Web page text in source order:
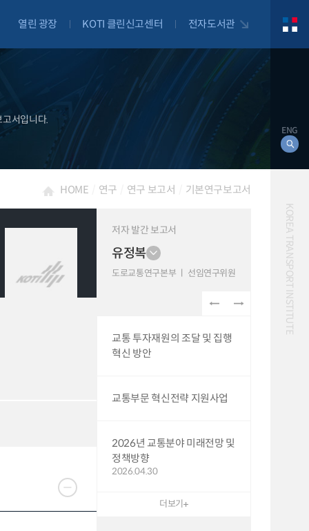
열린 광장 KOTI 클린신고센터 전자도서관
서입니다.
HOME 연구 연구 보고서 기본연구보고서
저자 발간 보고서
유정복
도로교통연구본부 선임연구위원
교통 투자재원의 조달 및 집행
혁신 방안
교통부문 혁신전략 지원사업
2026년 교통분야 미래전망 및
정책방향
2026.04.30
더보기
ENG
KOREA TRANSPORT INSTITUTE
교통혼잡비용
일반사업보고서
2024년 국가교통조사 및
여객통행량
기획도서
택배